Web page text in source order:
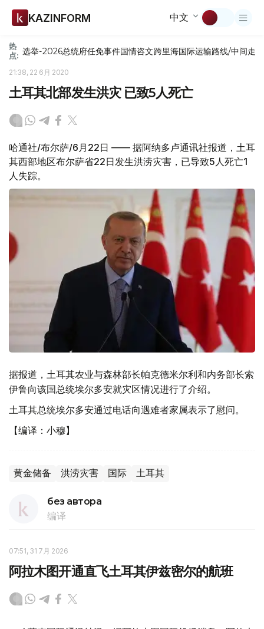
KAZINFORM 中文
热
点: 选举-2026总统府任免事件国情咨文跨里海国际运输路线/中间走廊
21:38, 22 6月 2020
土耳其北部发生洪灾 已致5人死亡
哈通社/布尔萨/6月22日 —— 据阿纳多卢通讯社报道，土耳
其西部地区布尔萨省22日发生洪涝灾害，已导致5人死亡1
人失踪。
据报道，土耳其农业与森林部长帕克德米尔利和内务部长索
伊鲁向该国总统埃尔多安就灾区情况进行了介绍。
土耳其总统埃尔多安通过电话向遇难者家属表示了慰问。
【编译：小穆】
黄金储备 洪涝灾害 国际 土耳其
без автора
编译
07:51, 31 7月 2026
阿拉木图开通直飞土耳其伊兹密尔的航班